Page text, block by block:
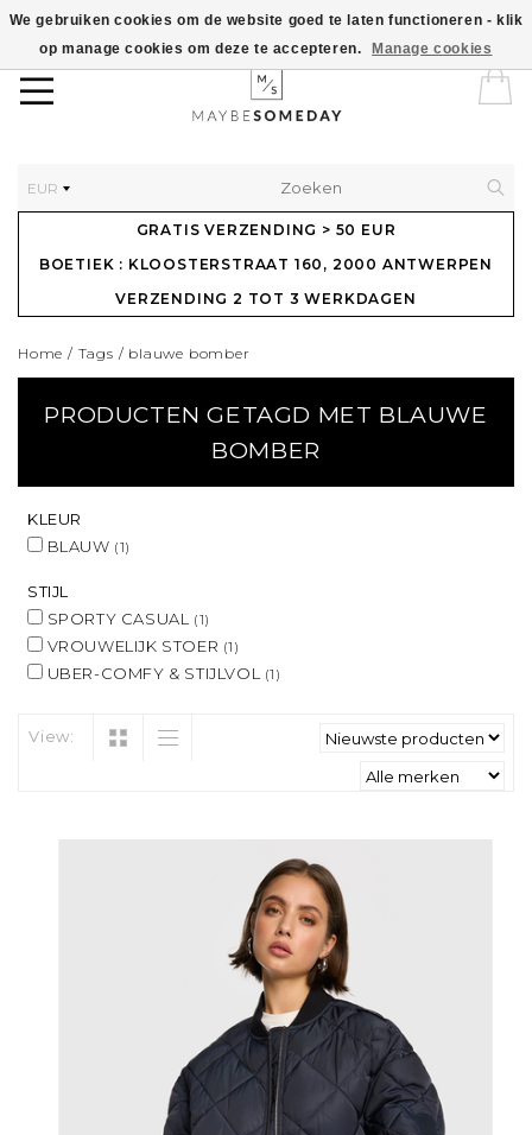
EUR
GRATIS VERZENDING > 50 EUR
BOETIEK : KLOOSTERSTRAAT 160, 2000 ANTWERPEN
VERZENDING 2 TOT 3 WERKDAGEN
Home / Tags / blauwe bomber
PRODUCTEN GETAGD MET BLAUWE
BOMBER
KLEUR
BLAUW (1)
STIJL
SPORTY CASUAL
(1)
VROUWELIJK STOER (1)
UBER-COMFY & STIJLVOL (1)
View:
We gebruiken cookies om de website goed te laten functioneren - klik
op manage cookies om deze te accepteren.
Manage cookies